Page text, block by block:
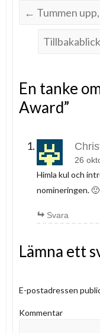
← Tummen
En tanke
Award”
26
Himla kul och
nomineringen. 🙂
Svara
Lämna ett
E-postadressen
Kommentar